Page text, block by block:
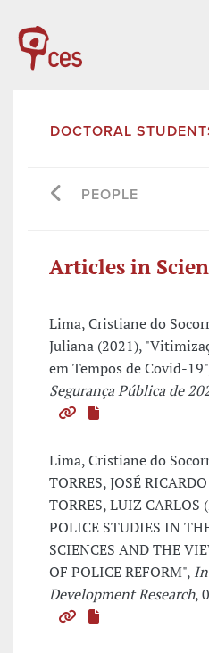
DOCTORAL
PEOPLE
Articles in
Lima, Cristiane do
Juliana (2021),
em Tempos de Covid-
Segurança Pública de
Lima, Cristiane do
TORRES, JOSÉ
TORRES, LUIZ CARLOS
POLICE STUDIES IN
SCIENCES AND THE
OF POLICE REFORM",
Development Research,